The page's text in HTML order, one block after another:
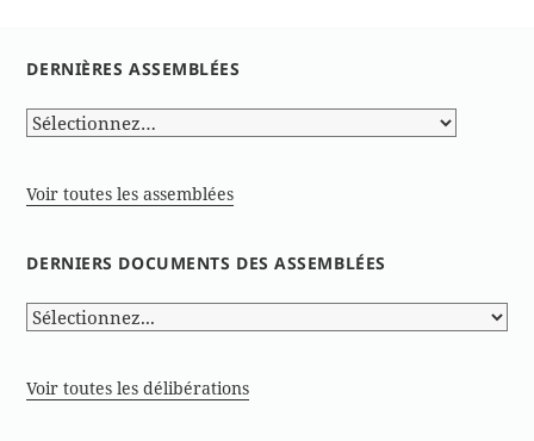
DERNIÈRES ASSEMBLÉES
Voir toutes les assemblées
DERNIERS DOCUMENTS DES ASSEMBLÉES
Voir toutes les délibérations